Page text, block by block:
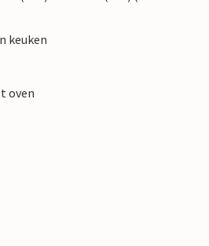
keuken
oven